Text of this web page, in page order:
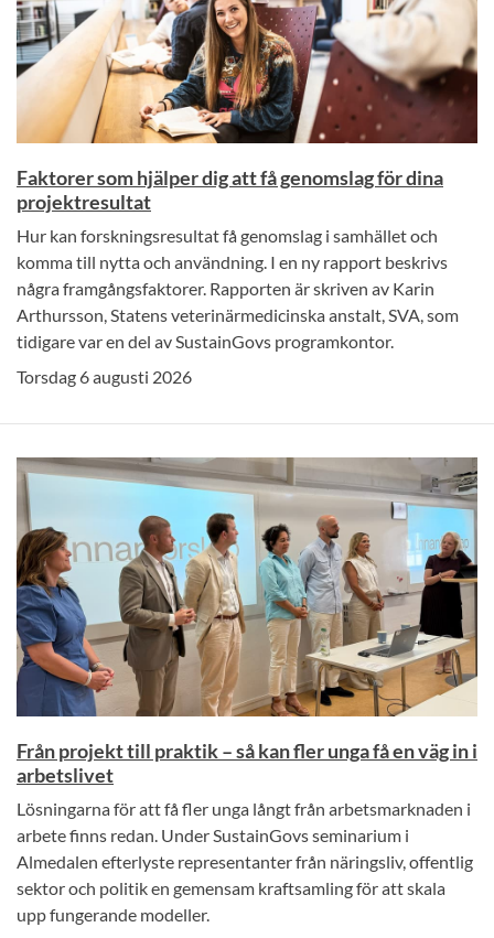
Faktorer som hjälper dig att få genomslag för dina
projektresultat
Hur kan forskningsresultat få genomslag i samhället och
komma till nytta och användning. I en ny rapport beskrivs
några framgångsfaktorer. Rapporten är skriven av Karin
Arthursson, Statens veterinärmedicinska anstalt, SVA, som
tidigare var en del av SustainGovs programkontor.
Torsdag 6 augusti 2026
Från projekt till praktik – så kan fler unga få en väg in i
arbetslivet
Lösningarna för att få fler unga långt från arbetsmarknaden i
arbete finns redan. Under SustainGovs seminarium i
Almedalen efterlyste representanter från näringsliv, offentlig
sektor och politik en gemensam kraftsamling för att skala
upp fungerande modeller.